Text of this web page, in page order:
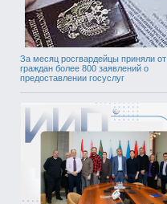
За месяц росгвардейцы приняли от
граждан более 800 заявлений о
предоставлении госуслуг